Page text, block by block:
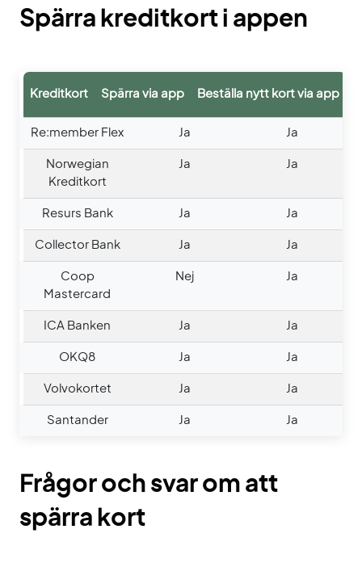
Spärra kreditkort i appen
Kreditkort Spärra via app Beställa nytt kort via app
Re:member Flex Ja Ja
Norwegian
Kreditkort
Ja Ja
Resurs Bank Ja Ja
Collector Bank Ja Ja
Coop
Mastercard
Nej Ja
ICA Banken Ja Ja
OKQ8 Ja Ja
Volvokortet Ja Ja
Santander Ja Ja
Frågor och svar om att
spärra kort